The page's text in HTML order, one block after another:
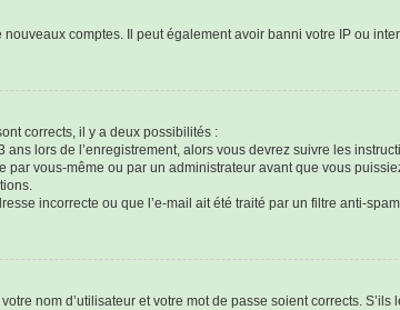
comptes. Il peut également avoir banni votre IP ou
corrects, il y a deux possibilités :
lors de l’enregistrement, alors vous devrez suivre les
vous-même ou par un administrateur avant que vous
incorrecte ou que l’e-mail ait été traité par un filtre anti-
nom d’utilisateur et votre mot de passe soient corrects.